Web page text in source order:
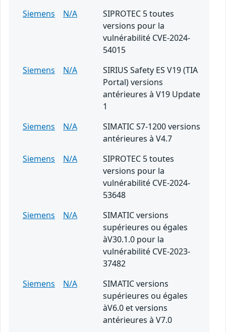
Siemens
N/A
SIPROTEC 5 toutes
versions pour la
vulnérabilité CVE-2024-
54015
Siemens
N/A
SIRIUS Safety ES V19 (TIA
Portal) versions
antérieures à V19 Update
1
Siemens
N/A
SIMATIC S7-1200 versions
antérieures à V4.7
Siemens
N/A
SIPROTEC 5 toutes
versions pour la
vulnérabilité CVE-2024-
53648
Siemens
N/A
SIMATIC versions
supérieures ou égales
àV30.1.0 pour la
vulnérabilité CVE-2023-
37482
Siemens
N/A
SIMATIC versions
supérieures ou égales
àV6.0 et versions
antérieures à V7.0